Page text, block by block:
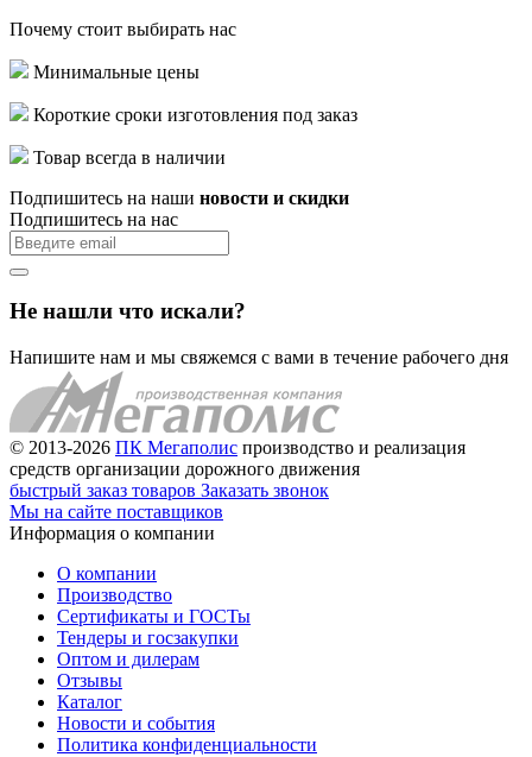
Почему стоит выбирать нас
Минимальные цены
Короткие сроки изготовления под заказ
Товар всегда в наличии
Подпишитесь на наши новости и скидки
Подпишитесь на нас
Не нашли что искали?
Напишите нам и мы свяжемся с вами в течение рабочего дня
© 2013-2026 ПК Мегаполис производство и реализация
средств организации дорожного движения
быстрый заказ товаров Заказать звонок
Мы на сайте поставщиков
Информация о компании
О компании
Производство
Сертификаты и ГОСТы
Тендеры и госзакупки
Оптом и дилерам
Отзывы
Каталог
Новости и события
Политика конфиденциальности